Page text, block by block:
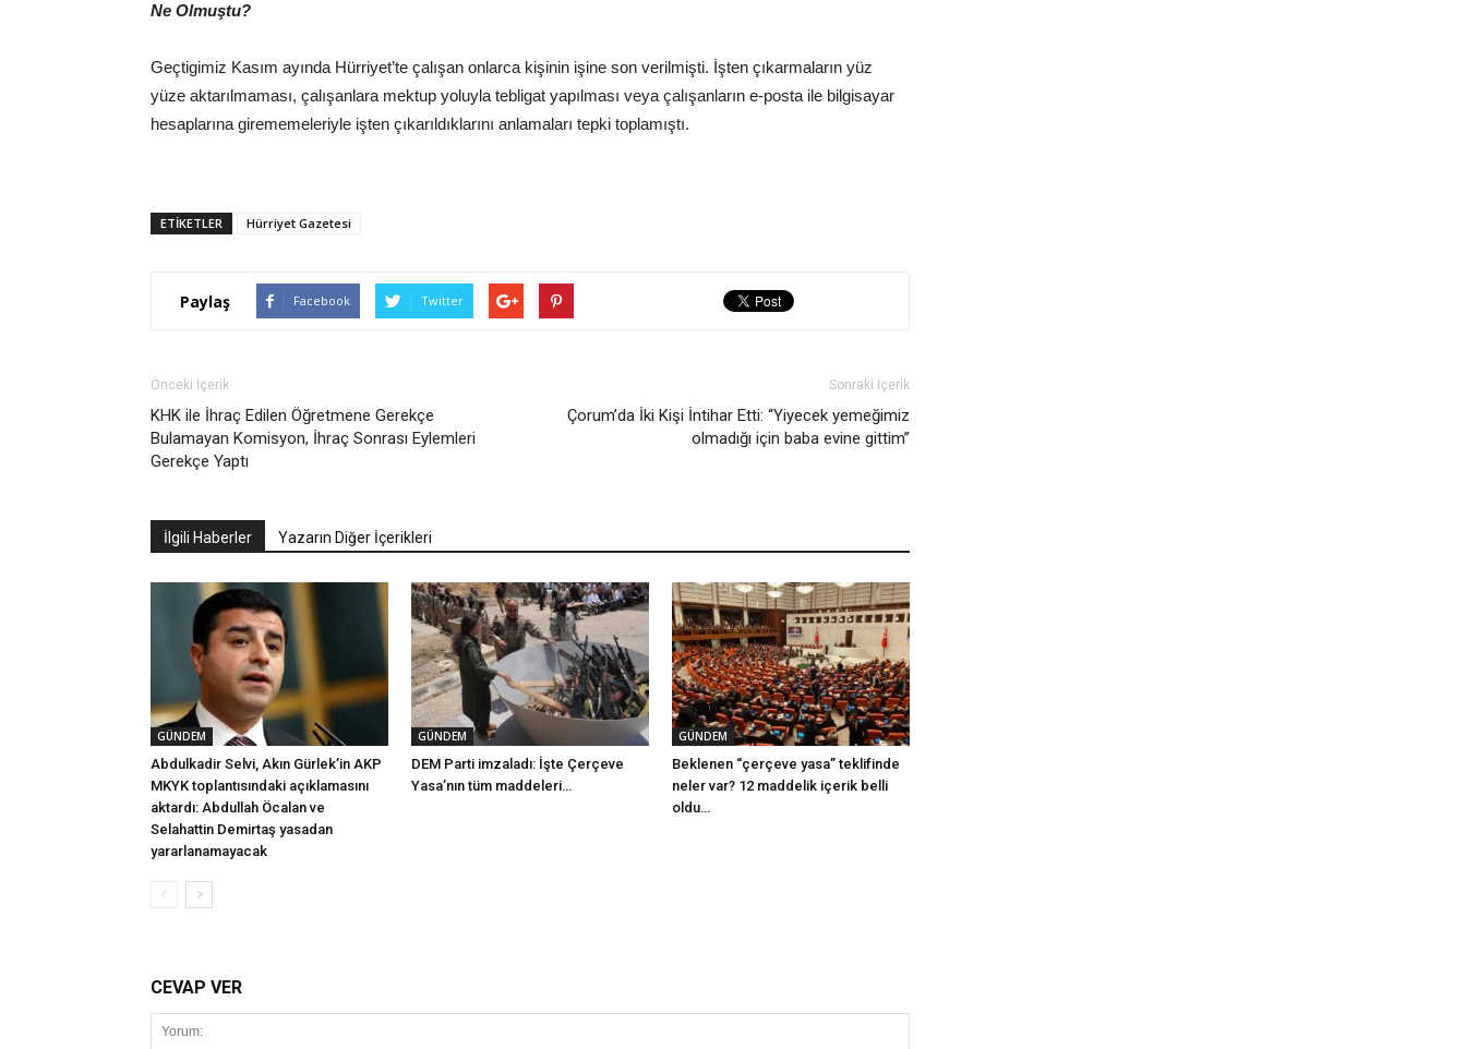
Ne Olmuştu?
Geçtigimiz Kasım ayında Hürriyet’te çalışan onlarca kişinin işine son verilmişti. İşten çıkarmaların yüz
yüze aktarılmaması, çalışanlara mektup yoluyla tebligat yapılması veya çalışanların e-posta ile bilgisayar
hesaplarına girememeleriyle işten çıkarıldıklarını anlamaları tepki toplamıştı.
ETIKETLER Hürriyet Gazetesi
Paylaş Facebook Twitter
Önceki İçerik
KHK ile İhraç Edilen Öğretmene Gerekçe
Bulamayan Komisyon, İhraç Sonrası Eylemleri
Gerekçe Yaptı
Sonraki İçerik
Çorum’da İki Kişi İntihar Etti: “Yiyecek yemeğimiz
olmadığı için baba evine gittim”
İlgili Haberler Yazarın Diğer İçerikleri
GÜNDEM
Abdulkadir Selvi, Akın Gürlek’in AKP
MKYK toplantısındaki açıklamasını
aktardı: Abdullah Öcalan ve
Selahattin Demirtaş yasadan
yararlanamayacak
GÜNDEM
DEM Parti imzaladı: İşte Çerçeve
Yasa’nın tüm maddeleri…
GÜNDEM
Beklenen “çerçeve yasa” teklifinde
neler var? 12 maddelik içerik belli
oldu…
CEVAP VER